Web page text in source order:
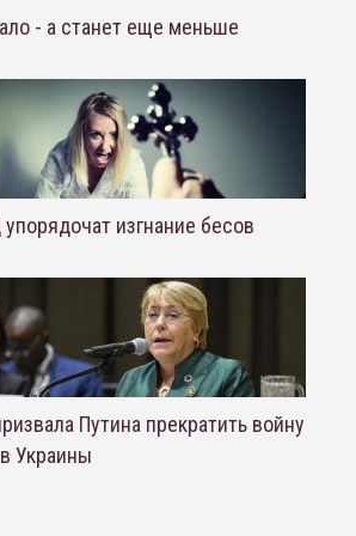
- а станет еще меньше
изгнание бесов
Путина прекратить войну
Украины